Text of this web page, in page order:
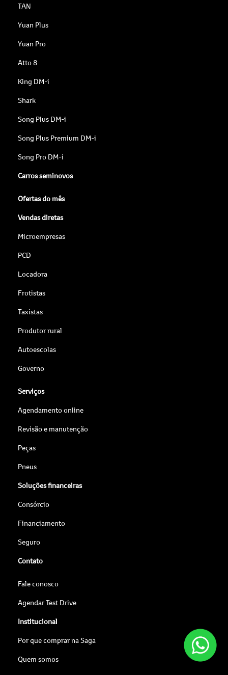
TAN
Yuan Plus
Yuan Pro
Atto 8
King DM-i
Shark
Song Plus DM-i
Song Plus Premium DM-i
Song Pro DM-i
Carros seminovos
Ofertas do mês
Vendas diretas
Microempresas
PCD
Locadora
Frotistas
Taxistas
Produtor rural
Autoescolas
Governo
Serviços
Agendamento online
Revisão e manutenção
Peças
Pneus
Soluções financeiras
Consórcio
Financiamento
Seguro
Contato
Fale conosco
Agendar Test Drive
Institucional
Por que comprar na Saga
Quem somos